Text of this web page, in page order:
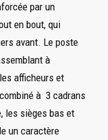
par un
en bout, qui
avant. Le poste
à
afficheurs et
à 3 cadrans
les sièges bas et
un caractère